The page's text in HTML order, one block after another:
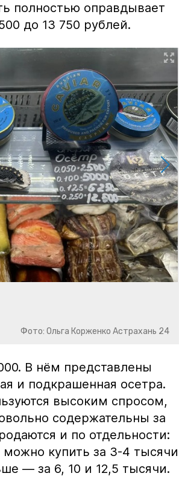
полностью оправдывает
до 13 750 рублей.
Фото: Ольга Корженко Астрахань 24
В нём представлены
и подкрашенная осетра.
высоким спросом,
содержательны за
и по отдельности:
купить за 3-4 тысячи
— за 6, 10 и 12,5 тысячи.